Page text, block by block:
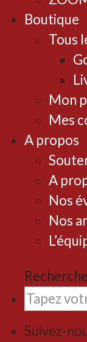
Boutique
Tous
Mon
Mes
A propos
A
Nos
Nos
Suivez-